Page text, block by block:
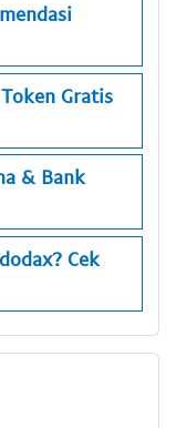
Gratis
& Bank
Cek